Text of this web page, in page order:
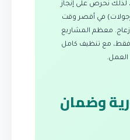
لذلك نحرص على إنجاز
في أقصر وقت
معظم المشاريع
خلال 1-3 أيام فقط، مع تنظيف كامل
العمل.
وضمان